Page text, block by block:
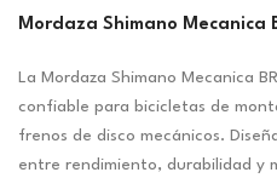
Mordaza Shimano Mecanica
La Mordaza Shimano Mecanica
confiable para bicicletas de
frenos de disco mecánicos.
entre rendimiento, durabilidad y